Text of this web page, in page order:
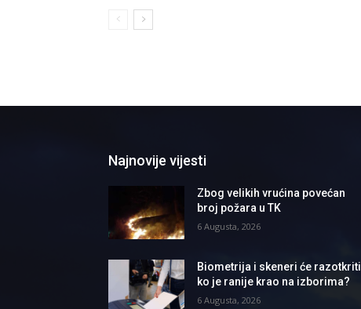
Najnovije vijesti
Zbog velikih vrućina povećan
broj požara u TK
6 Augusta, 2026
Biometrija i skeneri će razotkriti
ko je ranije krao na izborima?
6 Augusta, 2026